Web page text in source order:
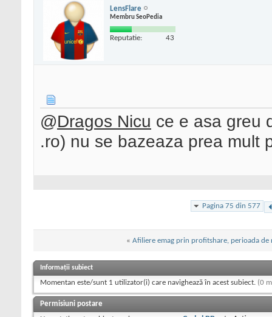
LensFlare
Membru SeoPedia
Reputatie: 43
@Dragos Nicu ce e asa greu
.ro) nu se bazeaza prea mult
Pagina 75 din 577
« Afiliere emag prin profitshare, perioada
Informații subiect
Momentan este/sunt 1 utilizator(i) care navighează în acest subiect. (0
Permisiuni postare